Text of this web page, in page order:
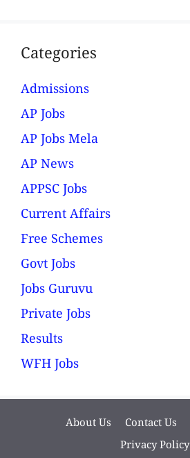
Categories
Admissions
AP Jobs
AP Jobs Mela
AP News
APPSC Jobs
Current Affairs
Free Schemes
Govt Jobs
Jobs Guruvu
Private Jobs
Results
WFH Jobs
About Us Contact Us
Privacy Policy